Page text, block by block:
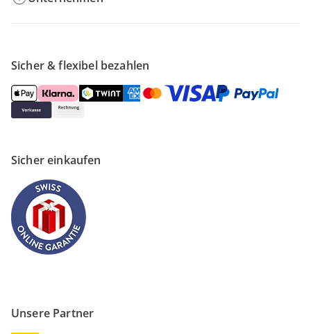
Sicher & flexibel bezahlen
Sicher einkaufen
Unsere Partner